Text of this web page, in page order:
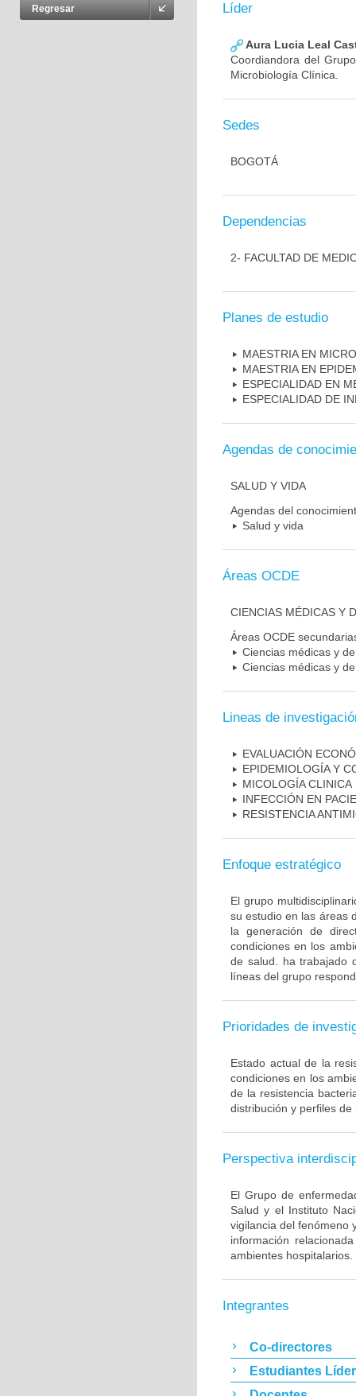
Regresar Líder
Aura Lucia Leal
Coordiandora del
Microbiología Clínica.
Sedes
BOGOTÁ
Dependencias
2- FACULTAD DE
Planes de estudio
MAESTRIA EN
MAESTRIA EN
ESPECIALIDAD EN
ESPECIALIDAD DE
Agendas de
SALUD Y VIDA
Agendas del
Salud y vida
Áreas OCDE
CIENCIAS MÉDICAS Y
Áreas OCDE
Ciencias médicas y
Ciencias médicas y
Lineas de
EVALUACIÓN
EPIDEMIOLOGÍA Y
MICOLOGÍA CLINICA
INFECCIÓN EN
RESISTENCIA
Enfoque estratégico
El grupo
su estudio en las áreas
la generación de
condiciones en los
de salud. ha trabajado
líneas del grupo
Prioridades de
Estado actual de la
condiciones en los
de la resistencia
distribución y perfiles de
Perspectiva
El Grupo de
Salud y el Instituto
vigilancia del fenómeno
información
ambientes hospitalarios.
Integrantes
Co-directores
Estudiantes